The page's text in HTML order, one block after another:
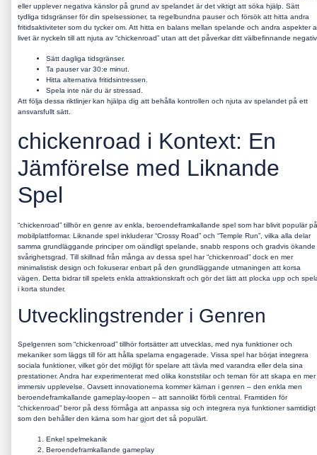
eller upplever negativa känslor på grund av spelandet är det viktigt att söka hjälp. Sätt
tydliga tidsgränser för din spelsessioner, ta regelbundna pauser och försök att hitta andra
fritidsaktiviteter som du tycker om. Att hitta en balans mellan spelande och andra aspekter
livet är nyckeln till att njuta av “chickenroad” utan att det påverkar ditt välbefinnande
Sätt dagliga tidsgränser.
Ta pauser var 30:e minut.
Hitta alternativa fritidsintressen.
Spela inte när du är stressad.
Att följa dessa riktlinjer kan hjälpa dig att behålla kontrollen och njuta av spelandet på ett
ansvarsfullt sätt.
chickenroad i Kontext: En
Jämförelse med Liknande
Spel
“chickenroad” tillhör en genre av enkla, beroendeframkallande spel som har blivit populär på
mobilplattformar. Liknande spel inkluderar “Crossy Road” och “Temple Run”, vilka alla delar
samma grundläggande principer om oändligt spelande, snabb respons och gradvis ökande
svårighetsgrad. Till skillnad från många av dessa spel har “chickenroad” dock en mer
minimalistisk design och fokuserar enbart på den grundläggande utmaningen att korsa
vägen. Detta bidrar till spelets enkla attraktionskraft och gör det lätt att plocka upp och
i korta stunder.
Utvecklingstrender i Genren
Spelgenren som “chickenroad” tillhör fortsätter att utvecklas, med nya funktioner och
mekaniker som läggs till för att hålla spelarna engagerade. Vissa spel har börjat integrera
sociala funktioner, vilket gör det möjligt för spelare att tävla med varandra eller dela sina
prestationer. Andra har experimenterat med olika konststilar och teman för att skapa en mer
immersiv upplevelse. Oavsett innovationerna kommer kärnan i genren – den enkla men
beroendeframkallande gameplay-loopen – att sannolikt förbli central. Framtiden för
“chickenroad” beror på dess förmåga att anpassa sig och integrera nya funktioner samtidigt
som den behåller den kärna som har gjort det så populärt.
Enkel spelmekanik
Beroendeframkallande gameplay